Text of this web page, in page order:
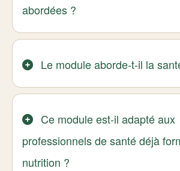
abordées ?
Le module aborde-t-il la
Ce module est-il adapté aux
professionnels de santé déjà
nutrition ?